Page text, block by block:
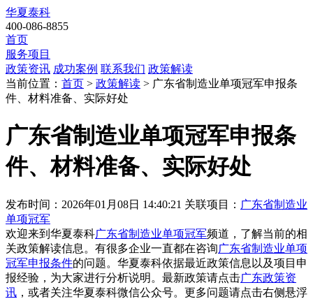
华夏泰科
400-086-8855
首页
服务项目
政策资讯 成功案例 联系我们 政策解读
当前位置： 首页 > 政策解读 > 广东省制造业单项冠军申报条
件、材料准备、实际好处
广东省制造业单项冠军申报条
件、材料准备、实际好处
发布时间：2026年01月08日 14:40:21 关联项目： 广东省制造业
单项冠军
欢迎来到华夏泰科广东省制造业单项冠军频道，了解当前的相
关政策解读信息。有很多企业一直都在咨询广东省制造业单项
冠军申报条件的问题。华夏泰科依据最近政策信息以及项目申
报经验，为大家进行分析说明。最新政策请点击广东政策资
讯 ，或者关注华夏泰科微信公众号。更多问题请点击右侧悬浮